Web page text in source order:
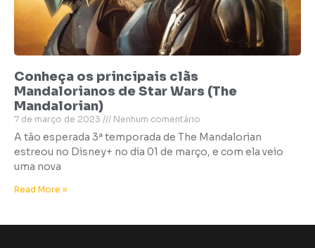
Conheça os principais clãs
Mandalorianos de Star Wars (The
Mandalorian)
7 de março de 2023 Nenhum comentário
A tão esperada 3ª temporada de The Mandalorian
estreou no Disney+ no dia 01 de março, e com ela veio
uma nova
Read More »